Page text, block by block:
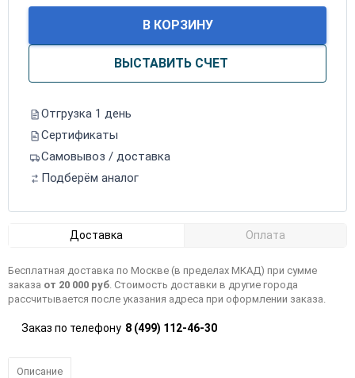
В КОРЗИНУ
ВЫСТАВИТЬ СЧЕТ
Отгрузка 1 день
Сертификаты
Самовывоз / доставка
Подберём аналог
Доставка Оплата
Бесплатная доставка по Москве (в пределах МКАД) при сумме
заказа от 20 000 руб. Стоимость доставки в другие города
рассчитывается после указания адреса при оформлении заказа.
Заказ по телефону 8 (499) 112-46-30
Описание